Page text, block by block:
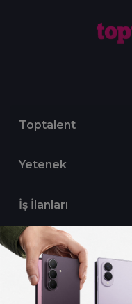
Toptalent
Yetenek
İş İlanları
Sertifika Programları
Yetenek Testleri